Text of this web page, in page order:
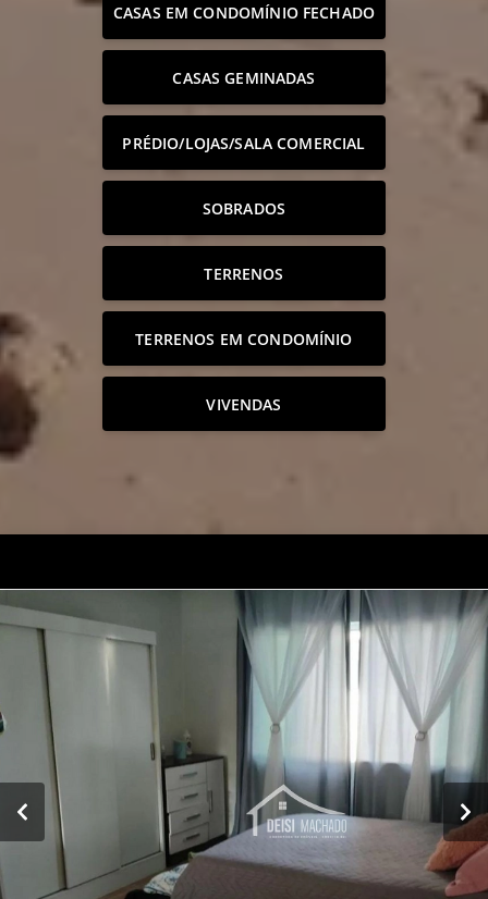
CASAS EM CONDOMÍNIO FECHADO
CASAS GEMINADAS
PRÉDIO/LOJAS/SALA COMERCIAL
SOBRADOS
TERRENOS
TERRENOS EM CONDOMÍNIO
VIVENDAS